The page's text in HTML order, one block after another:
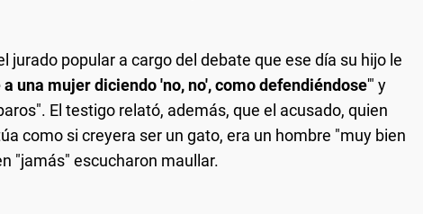
jurado popular a cargo del debate que ese día su hijo le
una mujer diciendo 'no, no', como defendiéndose'" y
El testigo relató, además, que el acusado, quien
como si creyera ser un gato, era un hombre "muy bien
"jamás" escucharon maullar.